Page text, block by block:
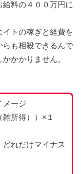
料の４００万円に
イトの稼ぎと経費を
らも相殺できるんで
かかりません。
メージ
所得））×１
れだけマイナス